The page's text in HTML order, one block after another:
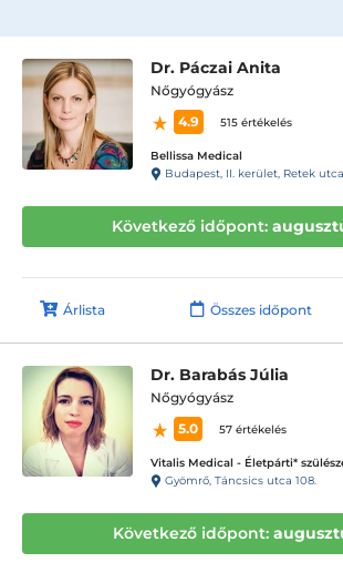
Dr. Páczai Anita
Nőgyógyász
4.9
515 értékelés
Bellissa Medical
Budapest, II. kerület, Retek utca 33-35. 1. em. 4.
Következő időpont:
Árlista Összes időpont
Dr. Barabás Júlia
Nőgyógyász
5.0
57 értékelés
Gyömrő, Táncsics utca 108.
Következő időpont: